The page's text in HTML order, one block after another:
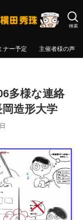
検索
ナー予定 主催者様の声
多様な連絡
造形大学